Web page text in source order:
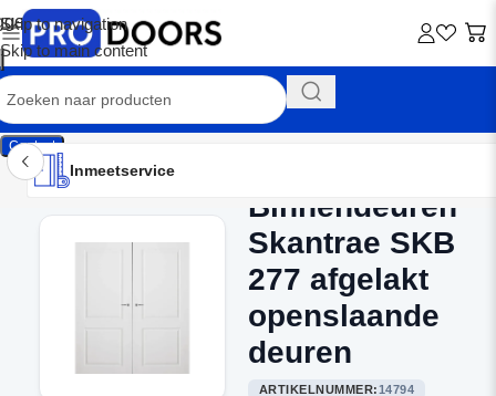
Skip to navigation
Skip to main content
Contact
Inmeetservice
Montageservice
Advies op maat
Showroom
Inmeetservice
Binnendeuren
Skantrae SKB
277 afgelakt
openslaande
deuren
ARTIKELNUMMER:14794